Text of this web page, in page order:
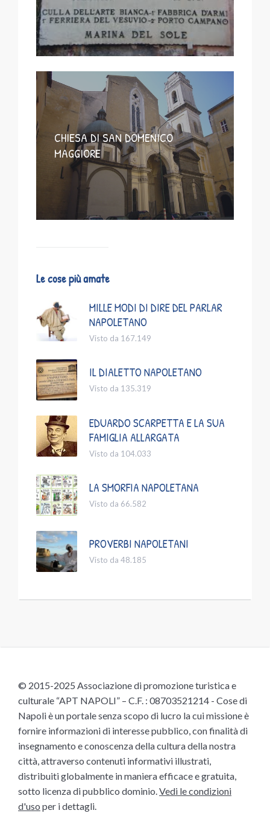
CHIESA DI SAN DOMENICO
MAGGIORE
Le cose più amate
MILLE MODI DI DIRE DEL PARLAR
NAPOLETANO
Visto da 167.149
IL DIALETTO NAPOLETANO
Visto da 135.319
EDUARDO SCARPETTA E LA SUA
FAMIGLIA ALLARGATA
Visto da 104.033
LA SMORFIA NAPOLETANA
Visto da 66.582
PROVERBI NAPOLETANI
Visto da 48.185
© 2015-2025 Associazione di promozione turistica e
culturale “APT NAPOLI” – C.F. : 08703521214 - Cose di
Napoli è un portale senza scopo di lucro la cui missione è
fornire informazioni di interesse pubblico, con finalità di
insegnamento e conoscenza della cultura della nostra
città, attraverso contenuti informativi illustrati,
distribuiti globalmente in maniera efficace e gratuita,
sotto licenza di pubblico dominio. Vedi le condizioni
d'uso per i dettagli.